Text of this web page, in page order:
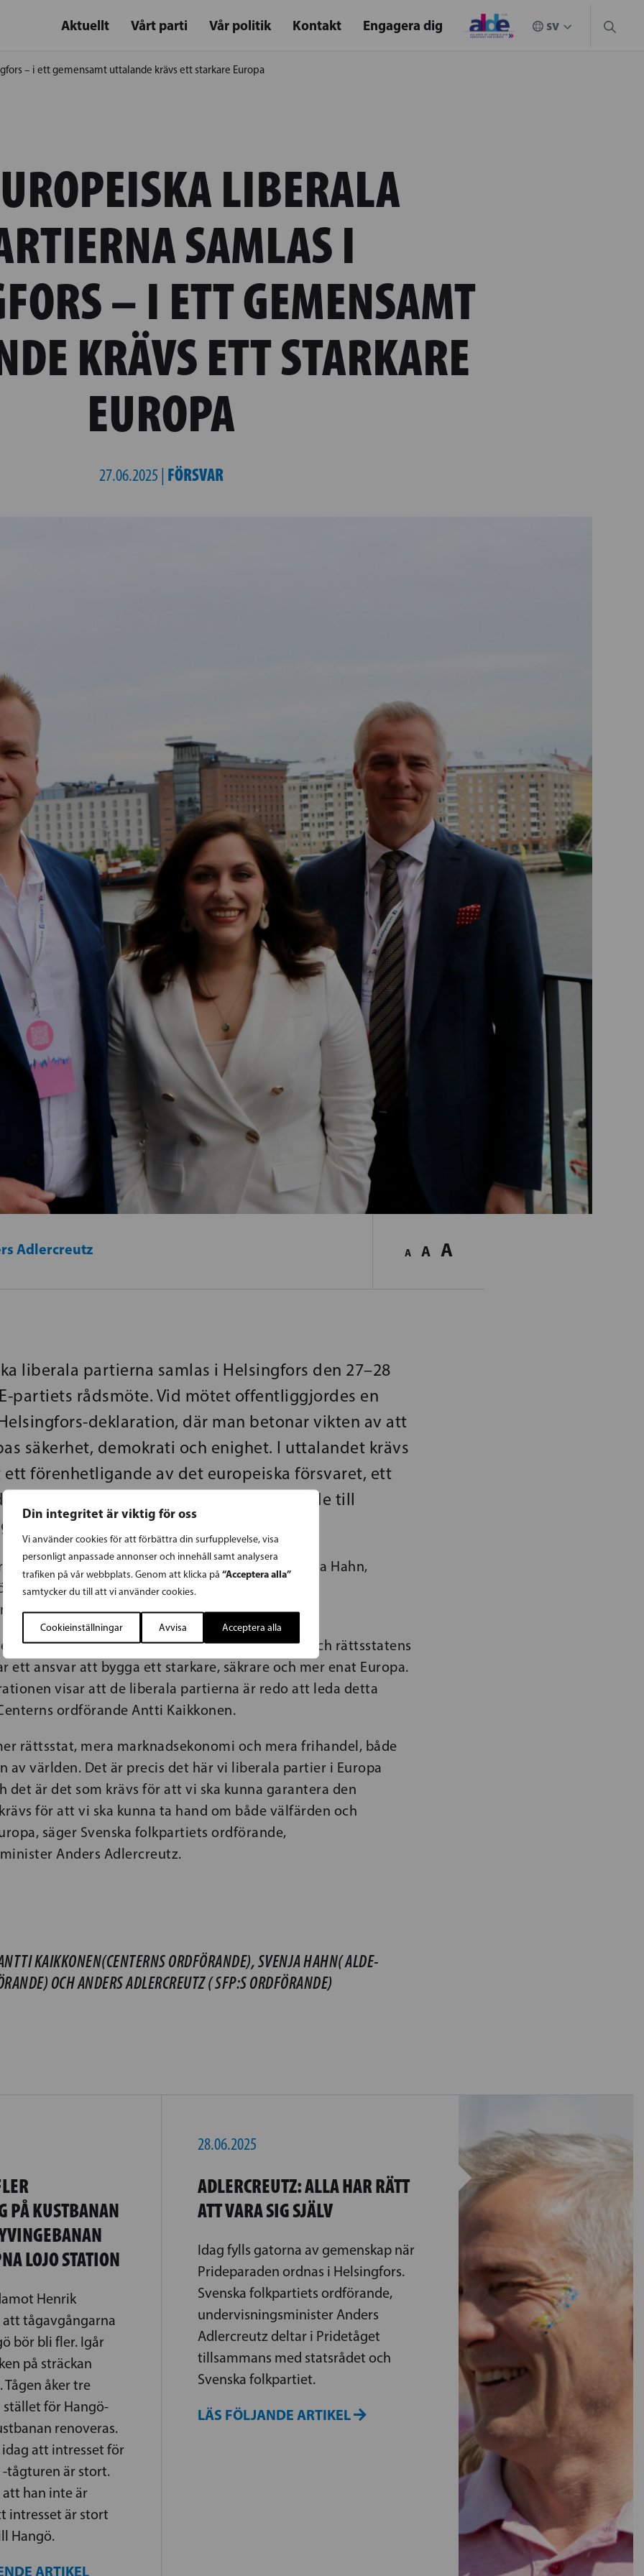
Din integritet är viktig för oss
Vi använder cookies för att förbättra din surfupplevelse, visa
personligt anpassade annonser och innehåll samt analysera
trafiken på vår webbplats. Genom att klicka på “Acceptera alla”
samtycker du till att vi använder cookies.
Cookieinställningar Avvisa Acceptera alla
Aktuellt Vårt parti Vår politik Kontakt Engagera dig
– i ett gemensamt uttalande krävs ett starkare Europa
LIBERALA
SAMLAS I
– I ETT GEMENSAMT
KRÄVS ETT STARKARE
EUROPA
27.06.2025 | FÖRSVAR
Adlercreutz A A A
liberala partierna samlas i Helsingfors den 27–28
partiets rådsmöte. Vid mötet offentliggjordes en
deklaration, där man betonar vikten av att
säkerhet, demokrati och enighet. I uttalandet krävs
förenhetligande av det europeiska försvaret, ett
till Ukraina och åtgärder mot hot kopplade till
av ALDE-partiets ordförande Svenja Hahn,
Antti Kaikkonen och SFP:s ordförande,
Anders Adlercreutz.
kunna agera gemensamt och försvara friheten och rättsstatens
ett ansvar att bygga ett starkare, säkrare och mer enat Europa.
visar att de liberala partierna är redo att leda detta
ordförande Antti Kaikkonen.
rättsstat, mera marknadsekonomi och mera frihandel, både
av världen. Det är precis det här vi liberala partier i Europa
det är det som krävs för att vi ska kunna garantera den
för att vi ska kunna ta hand om både välfärden och
säger Svenska folkpartiets ordförande,
Anders Adlercreutz.
KAIKKONEN(CENTERNS ORDFÖRANDE), SVENJA HAHN( ALDE-
OCH ANDERS ADLERCREUTZ ( SFP:S ORDFÖRANDE)
PÅ KUSTBANAN
LOJO STATION
Henrik
tågavgångarna
bör bli fler. Igår
på sträckan
åker tre
stället för Hangö-
renoveras.
att intresset för
tågturen är stort.
han inte är
intresset är stort
Hangö.
ARTIKEL
28.06.2025
ADLERCREUTZ: ALLA HAR RÄTT
ATT VARA SIG SJÄLV
Idag fylls gatorna av gemenskap när
Prideparaden ordnas i Helsingfors.
Svenska folkpartiets ordförande,
undervisningsminister Anders
Adlercreutz deltar i Pridetåget
tillsammans med statsrådet och
Svenska folkpartiet.
LÄS FÖLJANDE ARTIKEL